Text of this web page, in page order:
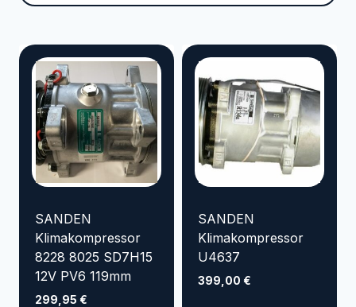
VYRSA TRICOFLEX
SIROCCO SEMLOC
SANDEN RAINBIRD
NORRES KENJI KOI
KARASTO HOZELOCK
EMILIANA SERBATOI
CONTINENTAL
SANDEN
Klimakompressor
8228 8025 SD7H15
12V PV6 119mm
299,95 €
SANDEN
Klimakompressor
U4637
399,00 €